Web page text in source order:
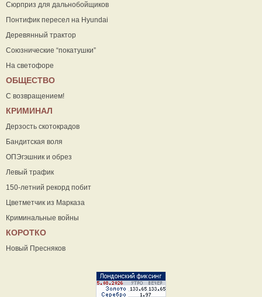
Сюрприз для дальнобойщиков
Понтифик пересел на Hyundai
Деревянный трактор
Союзнические “покатушки”
На светофоре
ОБЩЕСТВО
С возвращением!
КРИМИНАЛ
Дерзость скотокрадов
Бандитская воля
ОПЭгэшник и обрез
Левый трафик
150-летний рекорд побит
Цветметчик из Марказа
Криминальные войны
КОРОТКО
Новый Пресняков